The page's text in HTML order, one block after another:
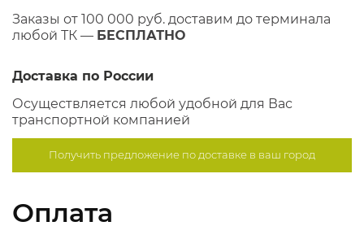
Заказы от 100 000 руб. доставим до терминала
любой ТК — БЕСПЛАТНО
Доставка по России
Осуществляется любой удобной для Вас
транспортной компанией
Получить предложение подоставке в ваш город
Оплата